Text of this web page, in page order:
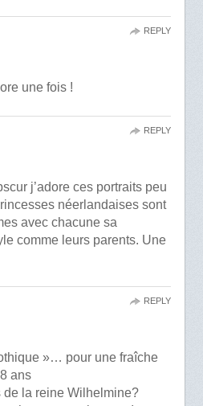
une fois !
REPLY
j’adore ces portraits peu
néerlandaises sont
avec chacune sa
comme leurs parents. Une
REPLY
»… pour une fraîche
ans
la reine Wilhelmine?
REPLY